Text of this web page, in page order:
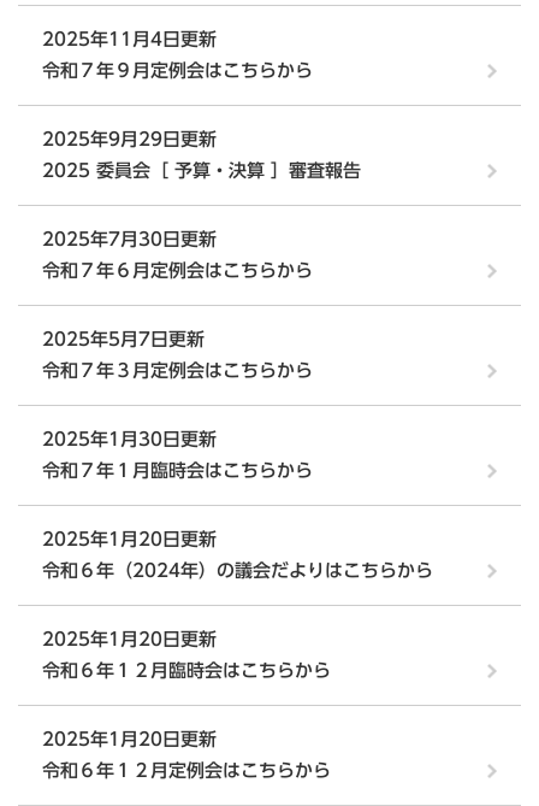
2025年11月4日更新
令和７年９月定例会はこちらから
2025年9月29日更新
2025 委員会［ 予算・決算 ］審査報告
2025年7月30日更新
令和７年６月定例会はこちらから
2025年5月7日更新
令和７年３月定例会はこちらから
2025年1月30日更新
令和７年１月臨時会はこちらから
2025年1月20日更新
令和６年（2024年）の議会だよりはこちらから
2025年1月20日更新
令和６年１２月臨時会はこちらから
2025年1月20日更新
令和６年１２月定例会はこちらから